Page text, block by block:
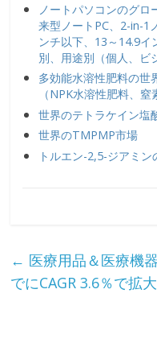
ノートパソコンのグ
来型ノートPC、2-in-1
ンチ以下、13～14.9
別、用途別（個人、ビ
多効能水溶性肥料の世
（NPK水溶性肥料、
世界のテトラケイン塩
世界のTMPMP市場
トルエン-2,5-ジアミン
← 医療用品＆医療機
でにCAGR 3.6％で拡